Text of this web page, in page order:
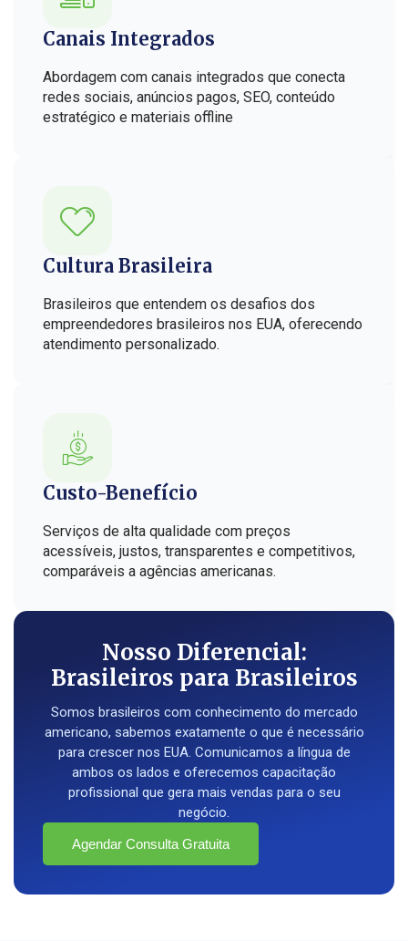
Canais Integrados
Abordagem com canais integrados que conecta
redes sociais, anúncios pagos, SEO, conteúdo
estratégico e materiais offline
Cultura Brasileira
Brasileiros que entendem os desafios dos
empreendedores brasileiros nos EUA, oferecendo
atendimento personalizado.
Custo-Benefício
Serviços de alta qualidade com preços
acessíveis, justos, transparentes e competitivos,
comparáveis a agências americanas.
Nosso Diferencial:
Brasileiros para Brasileiros
Somos brasileiros com conhecimento do mercado
americano, sabemos exatamente o que é necessário
para crescer nos EUA. Comunicamos a língua de
ambos os lados e oferecemos capacitação
profissional que gera mais vendas para o seu
negócio.
Agendar Consulta Gratuita